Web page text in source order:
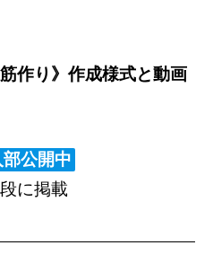
作り》作成様式と動画
公開中
に掲載